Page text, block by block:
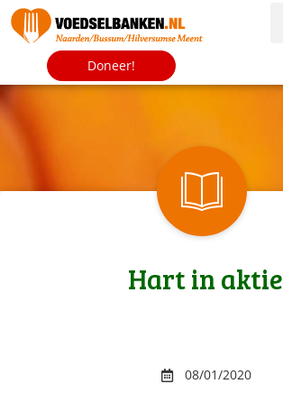
Doneer!
Hart in aktie
08/01/2020